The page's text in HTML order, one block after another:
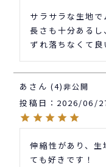
サラサラな生地で
長さも十分ある
ずれ落ちなくて良
あ 4 非公開
投稿日 2026/06/
伸縮性があり、
ても好きです！